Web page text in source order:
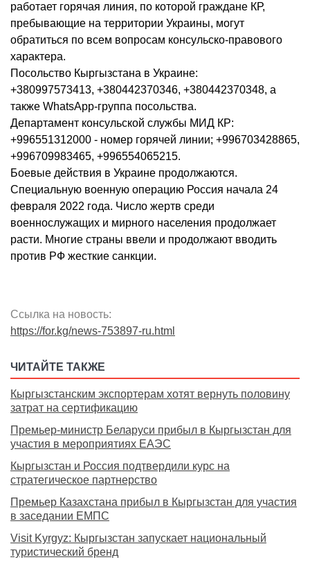
работает горячая линия, по которой граждане КР,
пребывающие на территории Украины, могут
обратиться по всем вопросам консульско-правового
характера.
Посольство Кыргызстана в Украине:
+380997573413, +380442370346, +380442370348, а
также WhatsApp-группа посольства.
Департамент консульской службы МИД КР:
+996551312000 - номер горячей линии; +996703428865,
+996709983465, +996554065215.
Боевые действия в Украине продолжаются.
Специальную военную операцию Россия начала 24
февраля 2022 года. Число жертв среди
военнослужащих и мирного населения продолжает
расти. Многие страны ввели и продолжают вводить
против РФ жесткие санкции.
Ссылка на новость:
https://for.kg/news-753897-ru.html
ЧИТАЙТЕ ТАКЖЕ
Кыргызстанским экспортерам хотят вернуть половину
затрат на сертификацию
Премьер-министр Беларуси прибыл в Кыргызстан для
участия в мероприятиях ЕАЭС
Кыргызстан и Россия подтвердили курс на
стратегическое партнерство
Премьер Казахстана прибыл в Кыргызстан для участия
в заседании ЕМПС
Visit Kyrgyz: Кыргызстан запускает национальный
туристический бренд